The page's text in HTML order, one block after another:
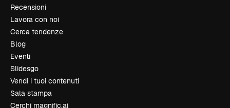
Recensioni
Lavora con noi
Cerca tendenze
Blog
Eventi
Slidesgo
Vendi i tuoi contenuti
Sala stampa
Cerchi magnific.ai